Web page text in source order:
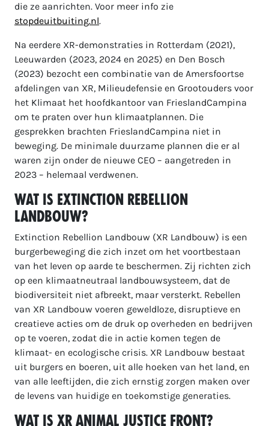
die ze aanrichten. Voor meer info zie
stopdeuitbuiting.nl.
Na eerdere XR-demonstraties in Rotterdam (2021),
Leeuwarden (2023, 2024 en 2025) en Den Bosch
(2023) bezocht een combinatie van de Amersfoortse
afdelingen van XR, Milieudefensie en Grootouders voor
het Klimaat het hoofdkantoor van FrieslandCampina
om te praten over hun klimaatplannen. Die
gesprekken brachten FrieslandCampina niet in
beweging. De minimale duurzame plannen die er al
waren zijn onder de nieuwe CEO – aangetreden in
2023 – helemaal verdwenen.
Wat is Extinction Rebellion
Landbouw?
Extinction Rebellion Landbouw (XR Landbouw) is een
burgerbeweging die zich inzet om het voortbestaan
van het leven op aarde te beschermen. Zij richten zich
op een klimaatneutraal landbouwsysteem, dat de
biodiversiteit niet afbreekt, maar versterkt. Rebellen
van XR Landbouw voeren geweldloze, disruptieve en
creatieve acties om de druk op overheden en bedrijven
op te voeren, zodat die in actie komen tegen de
klimaat- en ecologische crisis. XR Landbouw bestaat
uit burgers en boeren, uit alle hoeken van het land, en
van alle leeftijden, die zich ernstig zorgen maken over
de levens van huidige en toekomstige generaties.
Wat is XR Animal Justice Front?